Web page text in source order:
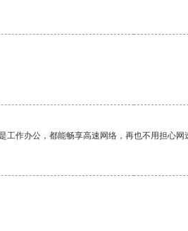
作办公，都能畅享高速网络，再也不用担心